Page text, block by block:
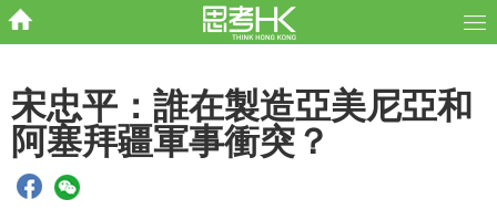
宋忠平：誰在製造亞美尼亞和
阿塞拜疆軍事衝突？